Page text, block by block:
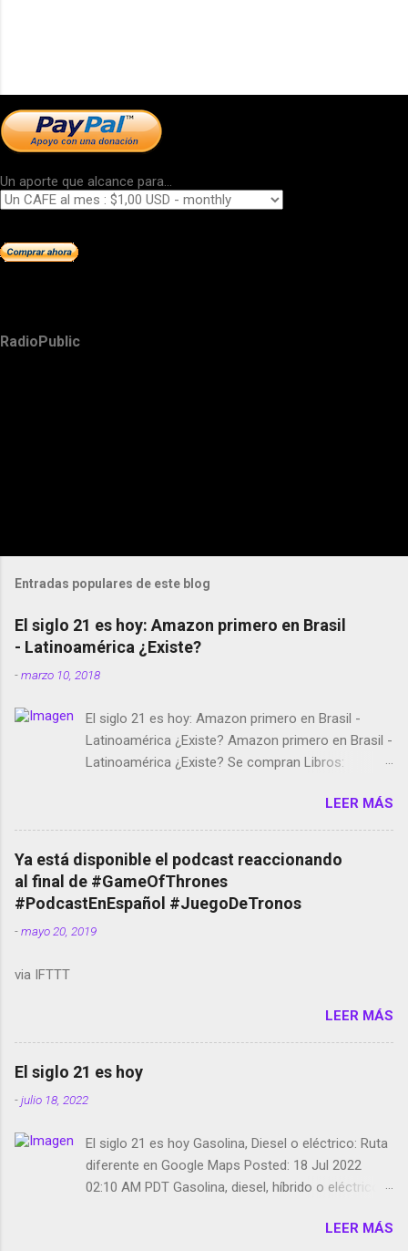
Un aporte que alcance para...
RadioPublic
Entradas populares de este blog
El siglo 21 es hoy: Amazon primero en Brasil
- Latinoamérica ¿Existe?
-marzo 10, 2018
El siglo 21 es hoy: Amazon primero en Brasil -
Latinoamérica ¿Existe? Amazon primero en Brasil -
Latinoamérica ¿Existe? Se compran Libros:
temporada de Black Mirror Twitter deja de verificar
cuentas Responden los fotógrafos Brian May y el
copyright en Instagram Música y vídeo selfies en la
red social Riddley Scott saca a Kevin Spacey de su
película Francisco regaña a los que usan el
smartphone en sus misas La serie de la Tierra
Media GoBee - StartUp de bicicletas de alquiler
Live Photos en Google Photos Llegando Partimos
Dictados en Android El tamaño y su importancia...
LEER MÁS
Ya está disponible el podcast reaccionando
al final de #GameOfThrones
#PodcastEnEspañol #JuegoDeTronos
-mayo 20, 2019
via IFTTT
LEER MÁS
El siglo 21 es hoy
-julio 18, 2022
El siglo 21 es hoy Gasolina, Diesel o eléctrico: Ruta
diferente en Google Maps Posted: 18 Jul 2022
02:10 AM PDT Gasolina, diesel, híbrido o eléctrico:
LEER MÁS